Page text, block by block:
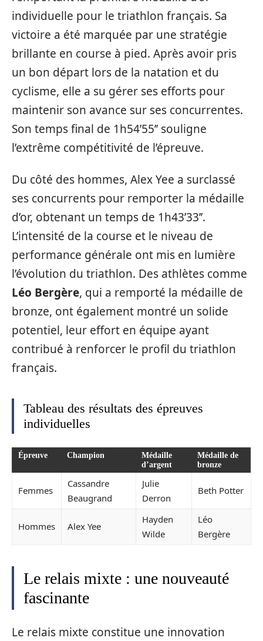
individuelle pour le triathlon français. Sa
victoire a été marquée par une stratégie
brillante en course à pied. Après avoir pris
un bon départ lors de la natation et du
cyclisme, elle a su gérer ses efforts pour
maintenir son avance sur ses concurrentes.
Son temps final de 1h54’55’’ souligne
l’extrême compétitivité de l’épreuve.
Du côté des hommes, Alex Yee a surclassé
ses concurrents pour remporter la médaille
d’or, obtenant un temps de 1h43’33’’.
L’intensité de la course et le niveau de
performance générale ont mis en lumière
l’évolution du triathlon. Des athlètes comme
Léo Bergère, qui a remporté la médaille de
bronze, ont également montré un solide
potentiel, leur effort en équipe ayant
contribué à renforcer le profil du triathlon
français.
Tableau des résultats des épreuves
individuelles
Épreuve Champion
Médaille
d’argent
Médaille de
bronze
Femmes
Cassandre
Beaugrand
Julie
Derron
Beth Potter
Hommes Alex Yee
Hayden
Wilde
Léo
Bergère
Le relais mixte : une nouveauté
fascinante
Le relais mixte constitue une innovation